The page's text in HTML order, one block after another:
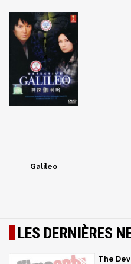
Galileo
LES DERNIÈRES
The